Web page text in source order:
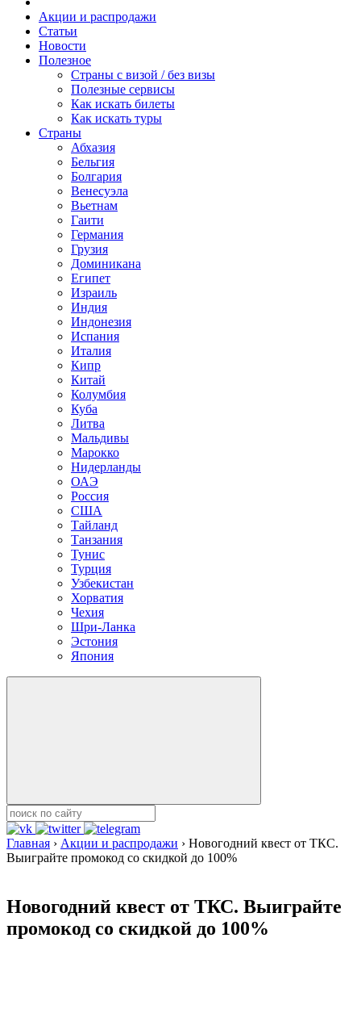
Акции и распродажи
Статьи
Новости
Полезное
Cтраны с визой / без визы
Полезные сервисы
Как искать билеты
Как искать туры
Страны
Абхазия
Бельгия
Болгария
Венесуэла
Вьетнам
Гаити
Германия
Грузия
Доминикана
Египет
Израиль
Индия
Индонезия
Испания
Италия
Кипр
Китай
Колумбия
Куба
Литва
Мальдивы
Марокко
Нидерланды
ОАЭ
Россия
США
Тайланд
Танзания
Тунис
Турция
Узбекистан
Хорватия
Чехия
Шри-Ланка
Эстония
Япония
Главная › Акции и распродажи › Новогодний квест от ТКС.
Выиграйте промокод со скидкой до 100%
Новогодний квест от ТКС. Выиграйте
промокод со скидкой до 100%